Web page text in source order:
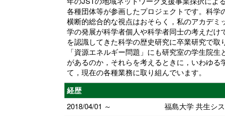
各種団体等が参画したプロジェクトです。科
横断的総合的な視点はおそらく，私のアカデ
学の発展が科学者個人や科学者同士の考えだ
を認識してきた科学の歴史研究に卒業研究で
「資源エネルギー問題」にも研究室の学生院
があるのか，それらを考えるときに，いわゆ
て，現在の各種業務に取り組んでいます。
経歴
2018/04/01 ～
福島大学 共生シ